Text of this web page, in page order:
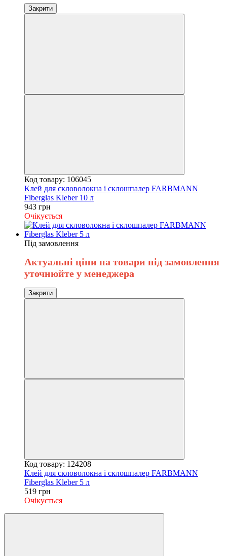
Закрити
Код товару: 106045
Клей для скловолокна і склошпалер FARBMANN
Fiberglas Kleber 10 л
943 грн
Очікується
Під замовлення
Актуальні ціни на товари під замовлення
уточнюйте у менеджера
Закрити
Код товару: 124208
Клей для скловолокна і склошпалер FARBMANN
Fiberglas Kleber 5 л
519 грн
Очікується